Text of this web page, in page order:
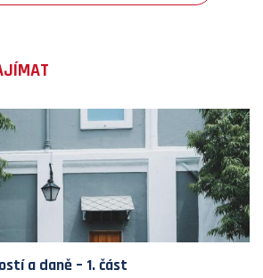
a daně – 1. část